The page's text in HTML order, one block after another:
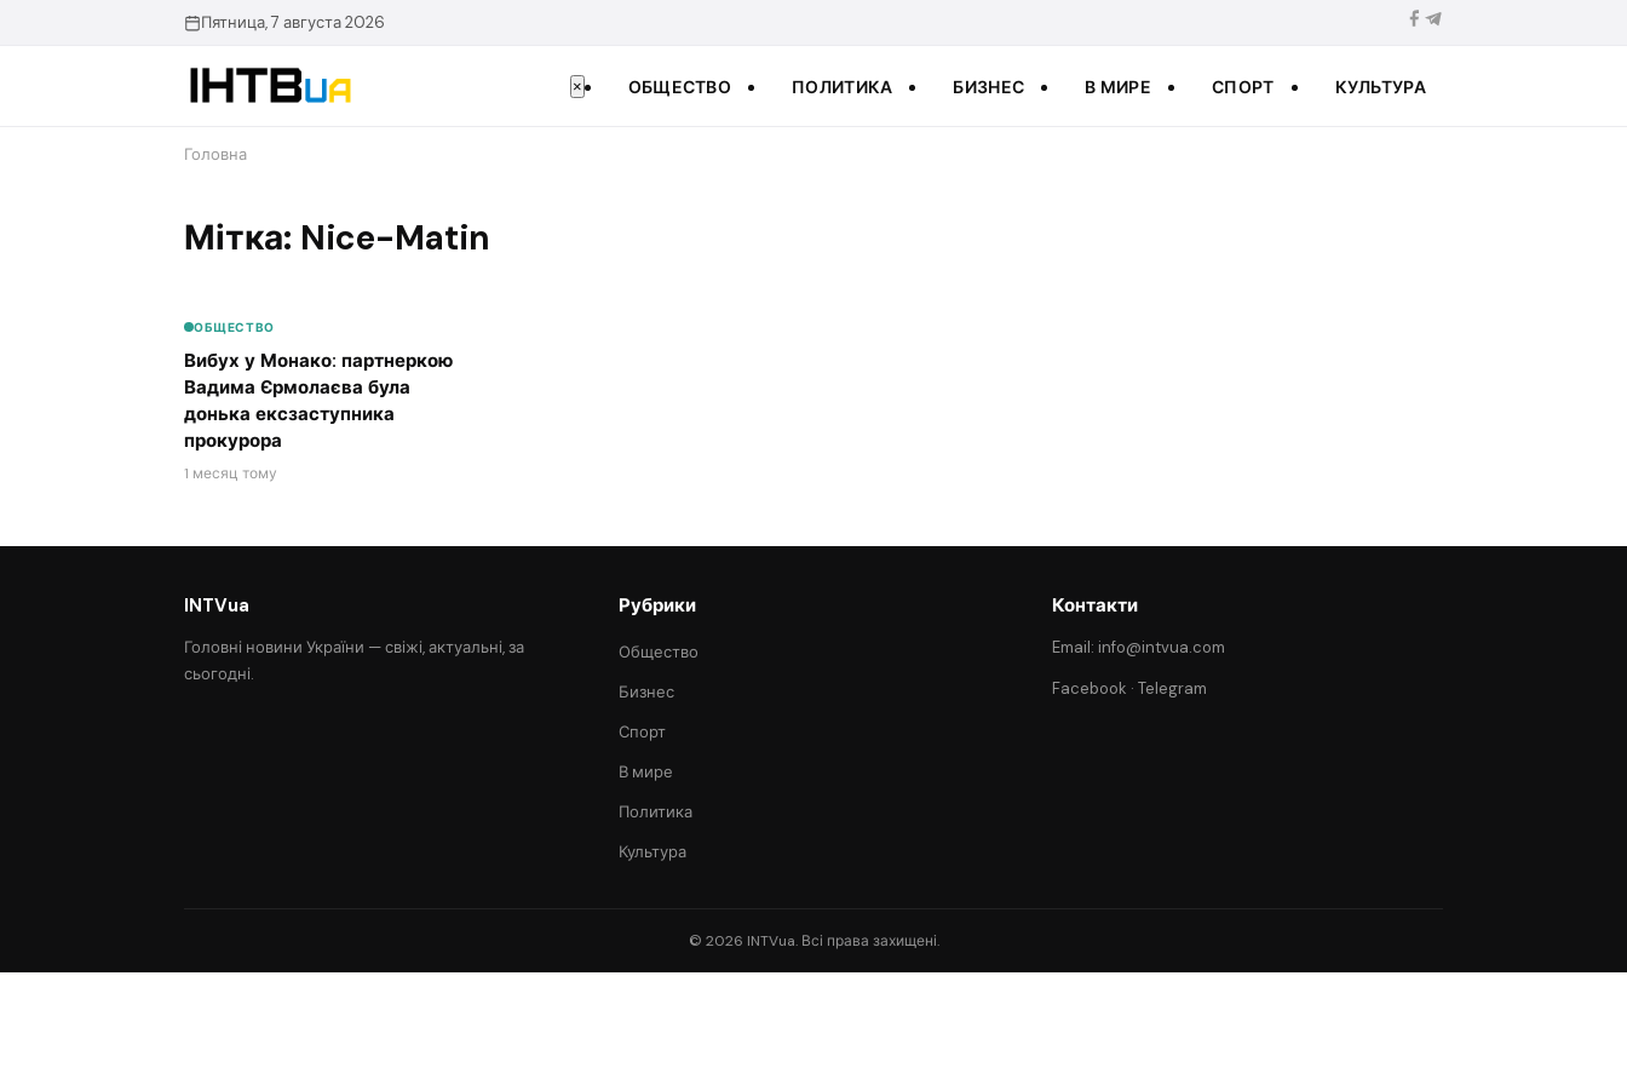
Пятница, 7 августа 2026
× ОБЩЕСТВО ПОЛИТИКА БИЗНЕС В МИРЕ СПОРТ КУЛЬТУРА
Головна
Мітка: Nice-Matin
ОБЩЕСТВО
Вибух у Монако: партнеркою
Вадима Єрмолаєва була
донька ексзаступника
прокурора
1 месяц тому
INTVua
Головні новини України — свіжі, актуальні, за
сьогодні.
Рубрики
Общество
Бизнес
Спорт
В мире
Политика
Культура
Контакти
Email: info@intvua.com
Facebook ·Telegram
© 2026 INTVua. Всі права захищені.